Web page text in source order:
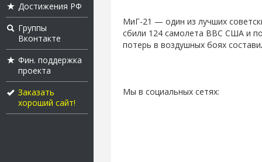
Достижения РФ
Группы
Вконтакте
Фин. поддержка
проекта
Заказать
хороший сайт!
МиГ-21 — один из лучших
сбили 124 самолета ВВС США и
потерь в воздушных боях
Мы в социальных сетях: